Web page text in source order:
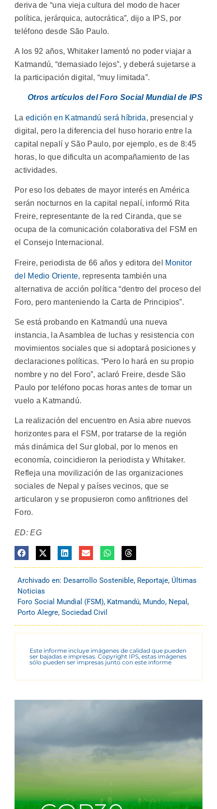
deriva de “una vieja cultura del modo de hacer
política, jerárquica, autocrática”, dijo a IPS, por
teléfono desde São Paulo.
A los 92 años, Whitaker lamentó no poder viajar a
Katmandú, “demasiado lejos”, y deberá sujetarse a
la participación digital, “muy limitada”.
Otros artículos del Foro Social Mundial de IPS
La edición en Katmandú será híbrida, presencial y
digital, pero la diferencia del huso horario entre la
capital nepalí y São Paulo, por ejemplo, es de 8:45
horas, lo que dificulta un acompañamiento de las
actividades.
Por eso los debates de mayor interés en América
serán nocturnos en la capital nepalí, informó Rita
Freire, representante de la red Ciranda, que se
ocupa de la comunicación colaborativa del FSM en
el Consejo Internacional.
Freire, periodista de 66 años y editora del
Monitor
del Medio Oriente, representa también una
alternativa de acción política “dentro del proceso del
Foro, pero manteniendo la Carta de Principios”.
Se está probando en Katmandú una nueva
instancia, la Asamblea de luchas y resistencia con
movimientos sociales que si adoptará posiciones y
declaraciones políticas. “Pero lo hará en su propio
nombre y no del Foro”, aclaró Freire, desde São
Paulo por teléfono pocas horas antes de tomar un
vuelo a Katmandú.
La realización del encuentro en Asia abre nuevos
horizontes para el FSM, por tratarse de la región
más dinámica del Sur global, por lo menos en
economía, coincidieron la periodista y Whitaker.
Refleja una movilización de las organizaciones
sociales de Nepal y países vecinos, que se
articularon y se propusieron como anfitriones del
Foro.
ED: EG
Archivado en: Desarrollo Sostenible, Reportaje, Últimas
Noticias
Foro Social Mundial (FSM), Katmandú, Mundo, Nepal ,
Porto Alegre, Sociedad Civil
Este informe incluye imágenes de calidad que pueden
ser bajadas e impresas. Copyright IPS, estas imágenes
sólo pueden ser impresas junto con este informe